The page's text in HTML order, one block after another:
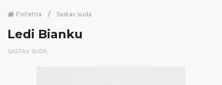
Početna Sastav suda
Ledi Bianku
SASTAV SUDA